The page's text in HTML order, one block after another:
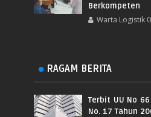
Berkompeten
Warta Logistik
RAGAM BERITA
Terbit UU No
No. 17 Tahun